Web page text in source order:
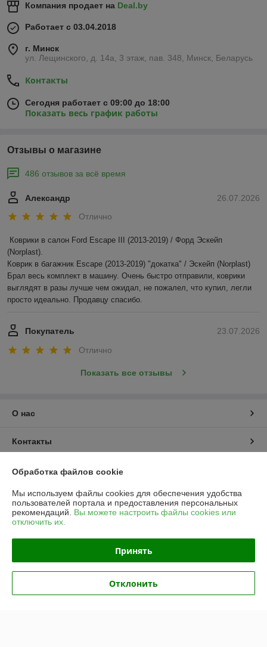
Компания продает на Deal.by
Работает с 03.04.2018
г. Минск
ул. Лещинского, д. 14а, 3 этаж, пав. 348, Минск, Беларусь
Контакты
Сегодня работает с 09:00 до 18:00
Показать весь график работы
Отзывы о магазине
486 отзывов за всё время
26.07.2026
Александр
Отлично
Коврики в салон Ford Escape III (2013-2019) / Форд Эскейп
(Norplast).
Коврик в багажник Escape (2013-2019) "докатка" / Эскейп (Norplast)
Брал весь комплект в машину. Очень быстро отправили, коврики
выглядят в разы лучше чем ожидал, не пожалел, что купил, легли
просто идеально. Продавцу спасибо.
23.07.2026
Покупатель
Отлично
Показать все отзывы
О нас
Контакты
Доставка и оплата
График работы
Полная версия сайта
Политика обработки cookies
Сайт создан на платформе Deal.by
Обработка файлов cookie
Мы используем файлы cookies для обеспечения удобства
пользователей портала и предоставления персональных
рекомендаций. Вы можете настроить файлы cookies или
отключить их.
Принять
Отклонить